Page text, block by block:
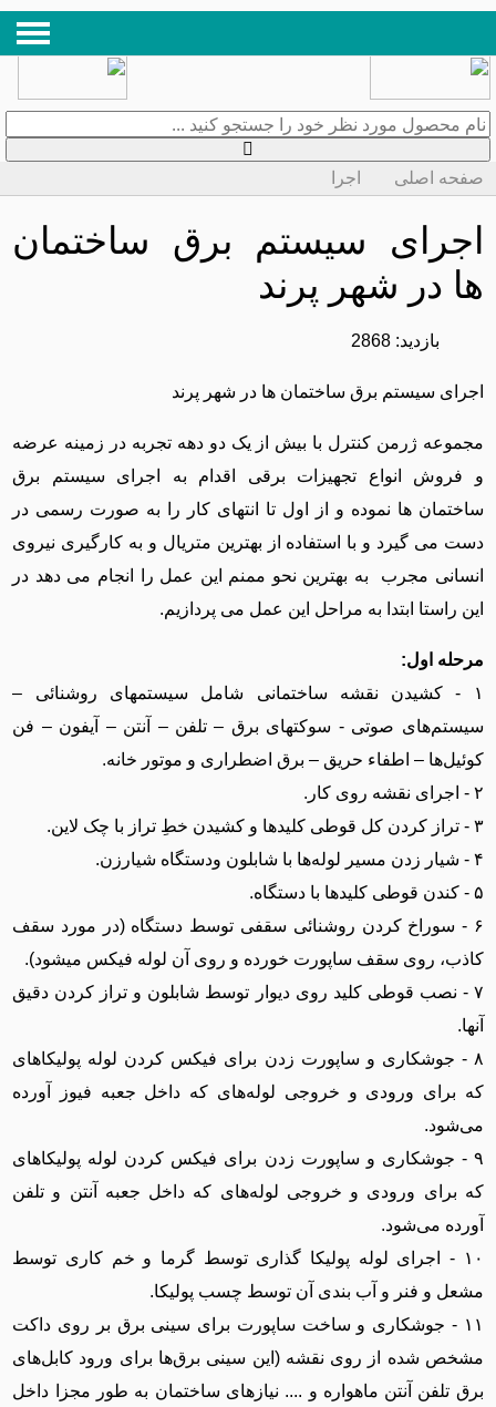
صفحه اصلی اجرا
اجرای سیستم برق ساختمان
ها در شهر پرند
بازدید: 2868
اجرای سیستم برق ساختمان ها در شهر پرند
مجموعه ژرمن کنترل با بیش از یک دو دهه تجربه در زمینه عرضه
و فروش انواع تجهیزات برقی اقدام به اجرای سیستم برق
ساختمان ها نموده و از اول تا انتهای کار را به صورت رسمی در
دست می گیرد و با استفاده از بهترین متریال و به کارگیری نیروی
انسانی مجرب به بهترین نحو ممنم این عمل را انجام می دهد در
این راستا ابتدا به مراحل این عمل می پردازیم.
مرحله اول:
۱ - کشیدن نقشه ساختمانی شامل سیستمهای روشنائی –
سیستم‌های صوتی - سوکتهای برق – تلفن – آنتن – آیفون – فن
کوئیل‌ها – اطفاء حریق – برق اضطراری و موتور خانه.
۲ - اجرای نقشه روی کار.
۳ - تراز کردن کل قوطی کلید‌ها و کشیدن خطِ تراز با چک لاین.
۴ - شیار زدن مسیر لوله‌ها با شابلون ودستگاه شیارزن.
۵ - کندن قوطی کلید‌ها با دستگاه.
۶ - سوراخ کردن روشنائی سقفی توسط دستگاه (در مورد سقف
کاذب، روی سقف ساپورت خورده و روی آن لوله فیکس میشود).
۷ - نصب قوطی کلید روی دیوار توسط شابلون و تراز کردن دقیق
آنها.
۸ - جوشکاری و ساپورت زدن برای فیکس کردن لوله پولیکاهای
که برای ورودی و خروجی لوله‌های که داخل جعبه فیوز آورده
می‌شود.
۹ - جوشکاری و ساپورت زدن برای فیکس کردن لوله پولیکاهای
که برای ورودی و خروجی لوله‌های که داخل جعبه آنتن و تلفن
آورده می‌شود.
۱۰ - اجرای لوله پولیکا گذاری توسط گرما و خم کاری توسط
مشعل و فنر و آب بندی آن توسط چسب پولیکا.
۱۱ - جوشکاری و ساخت ساپورت برای سینی برق بر روی داکت
مشخص شده از روی نقشه (این سینی برق‌ها برای ورود کابل‌های
برق تلفن آنتن ماهواره و .... نیازهای ساختمان به طور مجزا داخل